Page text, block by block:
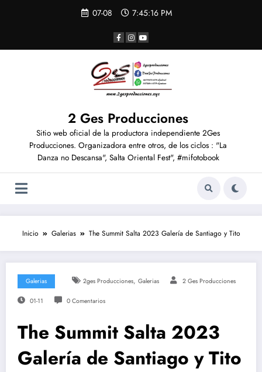
07-08 7:45:16 PM
2 Ges Producciones
Sitio web oficial de la productora independiente 2Ges
Producciones. Organizadora entre otros, de los ciclos : "La
Danza no Descansa", Salta Oriental Fest", #mifotobook
Inicio Galerias The Summit Salta 2023 Galería de Santiago y Tito
Galerias 2ges Producciones, Galerias 2 Ges Producciones
01-11 0 Comentarios
The Summit Salta 2023
Galería de Santiago y Tito